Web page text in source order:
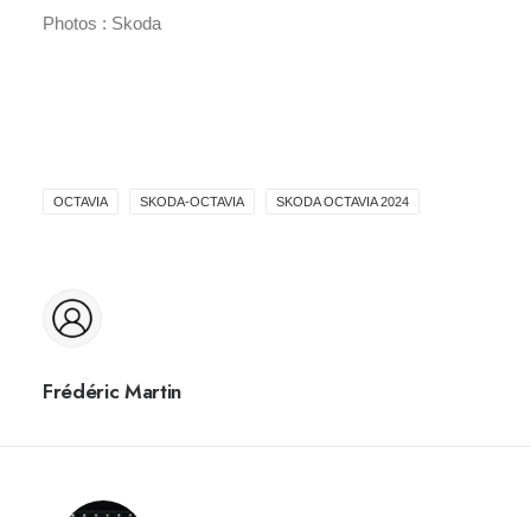
Photos : Skoda
OCTAVIA SKODA-OCTAVIA SKODA OCTAVIA 2024
Frédéric Martin